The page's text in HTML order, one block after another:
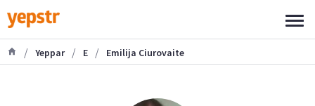
/ Yeppar / E / Emilija Ciurovaite